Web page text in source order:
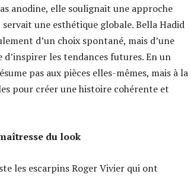
anodine, elle soulignait une approche
une esthétique globale. Bella Hadid
d’un choix spontané, mais d’une
les tendances futures. En un
pas aux pièces elles-mêmes, mais à la
pour créer une histoire cohérente et
du look
les escarpins Roger Vivier qui ont